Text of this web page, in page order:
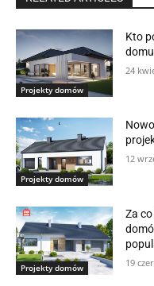
Projekty domów
Kto
24
Projekty domów
12
Projekty domów
Za
19